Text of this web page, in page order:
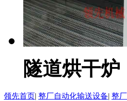
隧道烘干炉
领先首页| 整厂自动化输送设备| 整